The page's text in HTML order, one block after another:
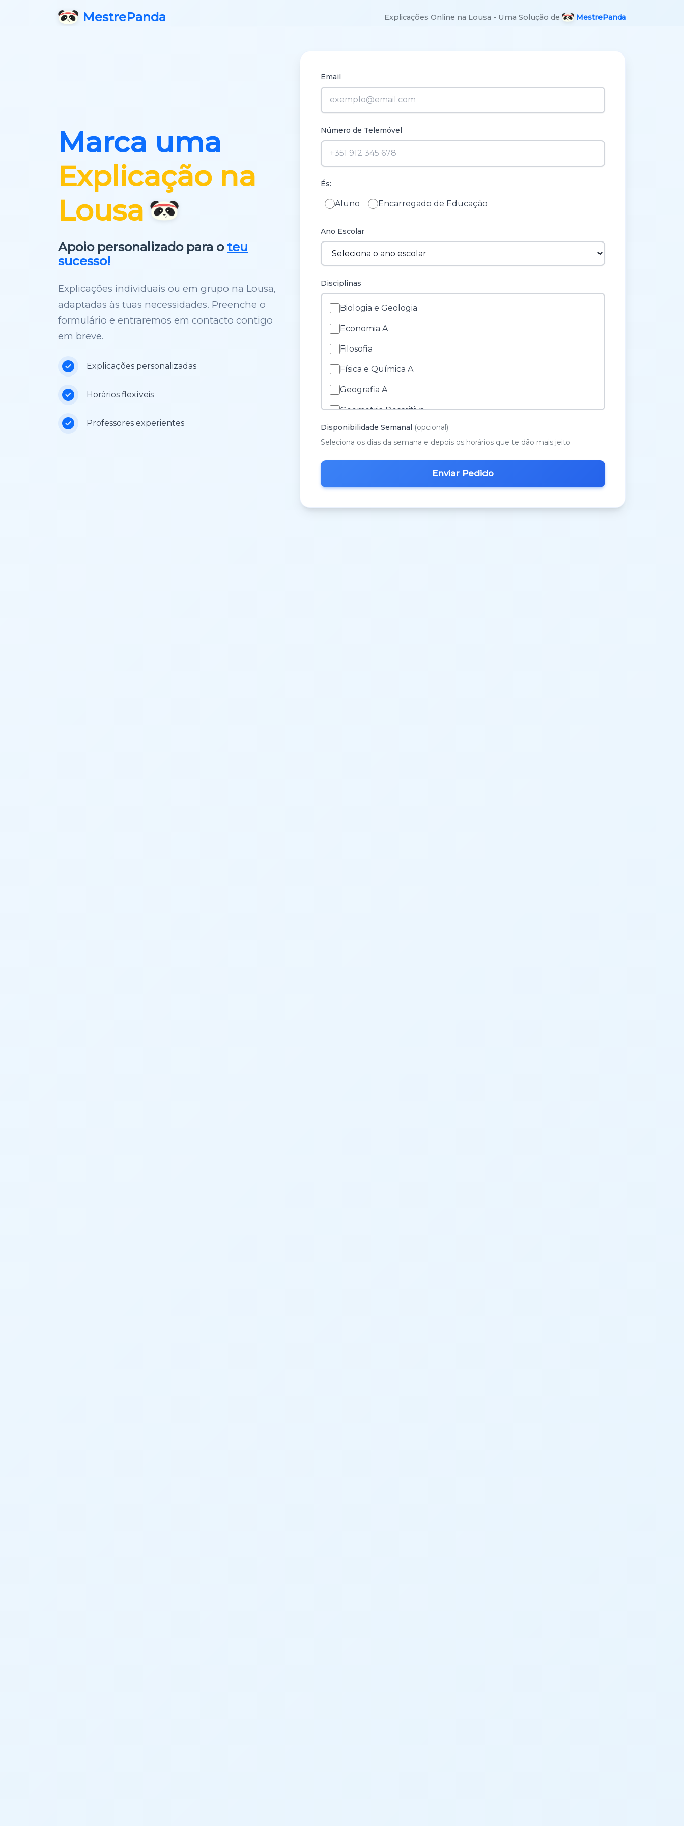
MestrePanda Explicações Online na Lousa - Uma Solução de MestrePanda
Marca uma
Explicação na
Lousa
Apoio personalizado para o teu
sucesso!
Explicações individuais ou em grupo na Lousa,
adaptadas às tuas necessidades. Preenche o
formulário e entraremos em contacto contigo
em breve.
Explicações personalizadas
Horários flexíveis
Professores experientes
Email
Número de Telemóvel
És:
Aluno Encarregado de Educação
Ano Escolar
Disciplinas
Biologia e Geologia
Economia A
Filosofia
Física e Química A
Geografia A
Geometria Descritiva
História A
M.A.C.S.
Matemática 3º Ciclo
Disponibilidade Semanal (opcional)
Seleciona os dias da semana e depois os horários que te dão mais jeito